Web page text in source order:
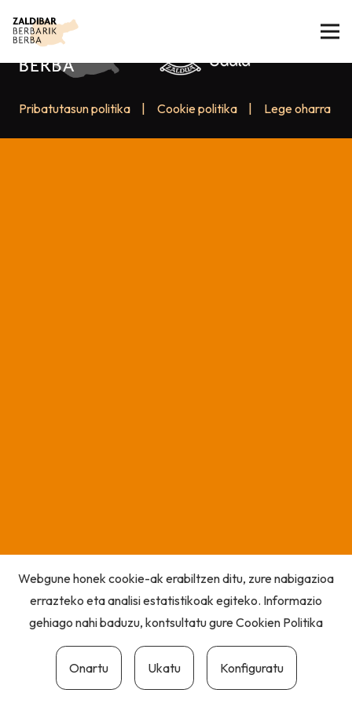
Pribatutasun politika Cookie politika Lege oharra
Webgune honek cookie-ak erabiltzen ditu, zure nabigazioa
errazteko eta analisi estatistikoak egiteko. Informazio
gehiago nahi baduzu, kontsultatu gureCookien Politika
Onartu Ukatu Konfiguratu